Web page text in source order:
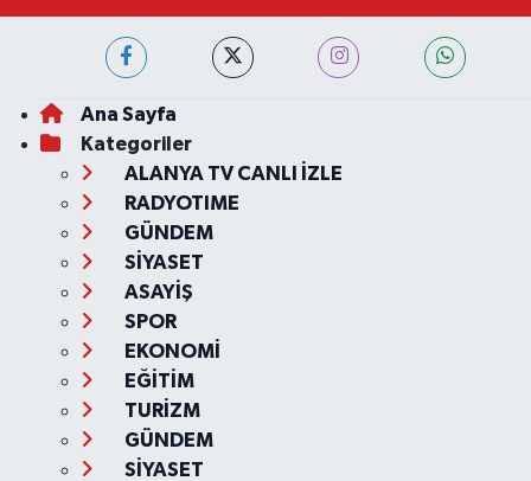
Ana Sayfa
Kategoriler
ALANYA TV CANLI İZLE
RADYOTIME
GÜNDEM
SİYASET
ASAYİŞ
SPOR
EKONOMİ
EĞİTİM
TURİZM
GÜNDEM
SİYASET